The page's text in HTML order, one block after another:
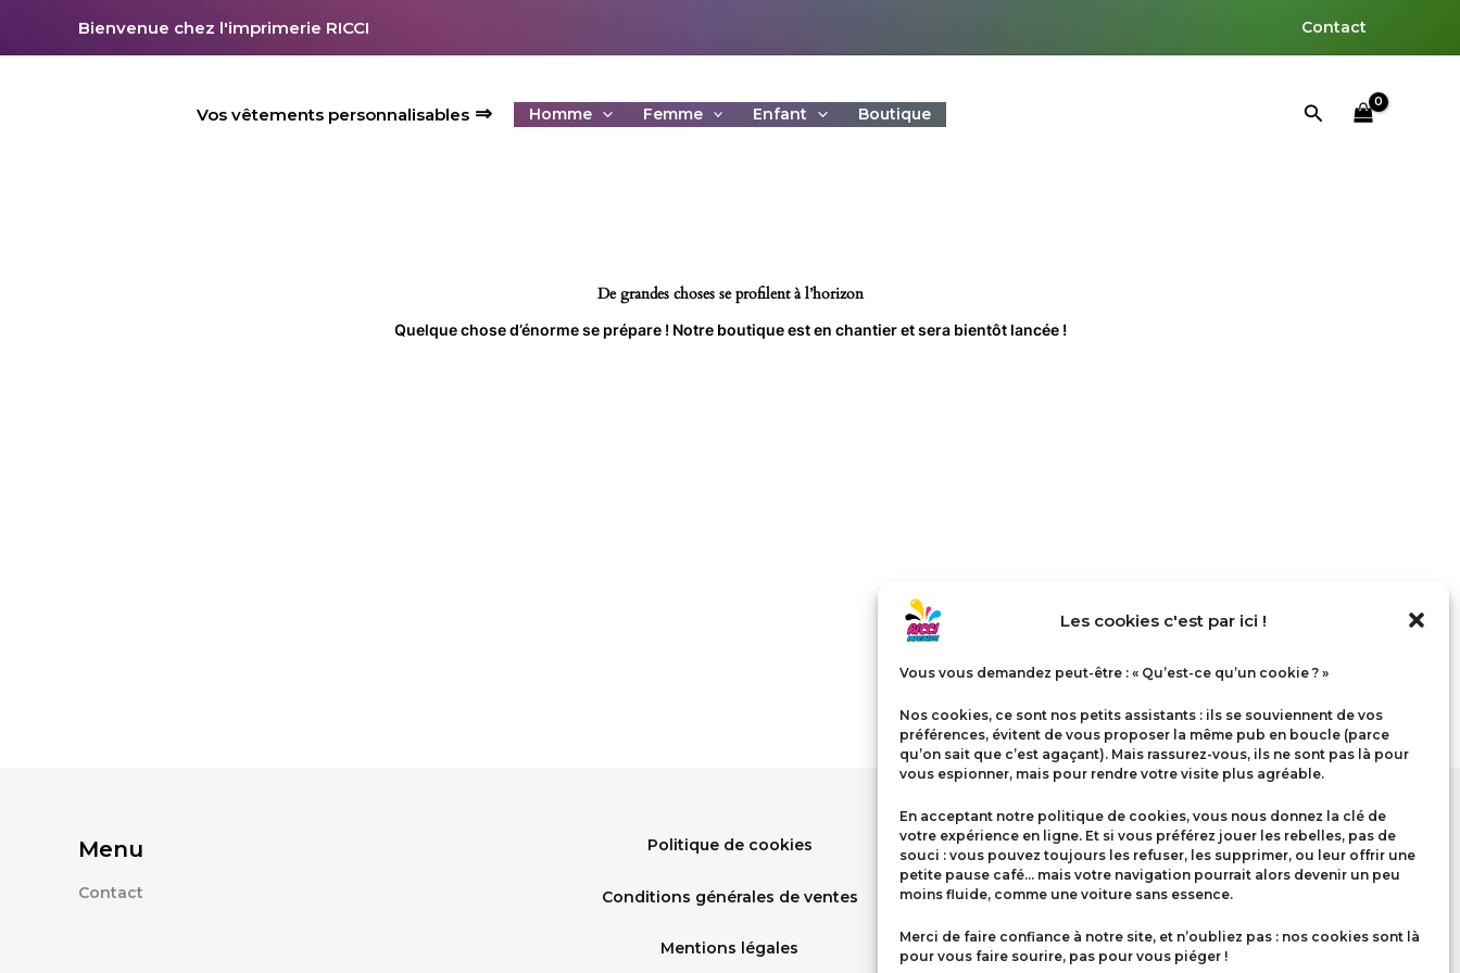
Les cookies c'est par ici !
Vous vous demandez peut-être : « Qu’est-ce qu’un cookie ? »
Nos cookies, ce sont nos petits assistants : ils se souviennent de vos
préférences, évitent de vous proposer la même pub en boucle (parce
qu’on sait que c’est agaçant). Mais rassurez-vous, ils ne sont pas là pour
vous espionner, mais pour rendre votre visite plus agréable.
En acceptant notre politique de cookies, vous nous donnez la clé de
votre expérience en ligne. Et si vous préférez jouer les rebelles, pas de
souci : vous pouvez toujours les refuser, les supprimer, ou leur offrir une
petite pause café… mais votre navigation pourrait alors devenir un peu
moins fluide, comme une voiture sans essence.
Merci de faire confiance à notre site, et n’oubliez pas : nos cookies sont là
pour vous faire sourire, pas pour vous piéger !
contenu
Bienvenue chez l'imprimerie RICCI Contact
Vos vêtements personnalisables ⇒ Homme Femme Enfant Boutique Rechercher
De grandes choses se profilent à l’horizon
Quelque chose d’énorme se prépare ! Notre boutique est en chantier et sera bientôt lancée !
Menu
Contact
Politique de cookies
Conditions générales de ventes
Mentions légales